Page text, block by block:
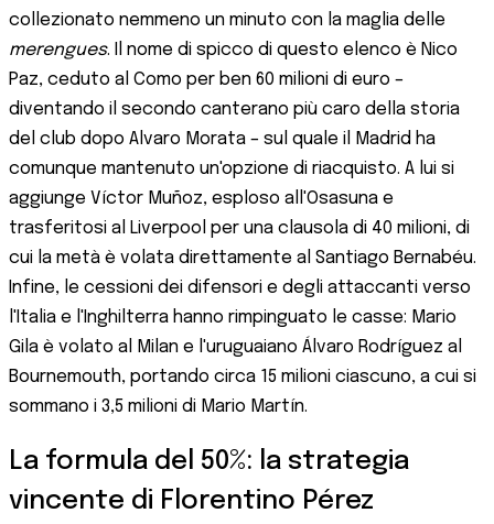
collezionato nemmeno un minuto con la maglia delle
merengues. Il nome di spicco di questo elenco è Nico
Paz, ceduto al Como per ben 60 milioni di euro –
diventando il secondo canterano più caro della storia
del club dopo Alvaro Morata – sul quale il Madrid ha
comunque mantenuto un'opzione di riacquisto. A lui si
aggiunge Víctor Muñoz, esploso all'Osasuna e
trasferitosi al Liverpool per una clausola di 40 milioni, di
cui la metà è volata direttamente al Santiago Bernabéu.
Infine, le cessioni dei difensori e degli attaccanti verso
l'Italia e l'Inghilterra hanno rimpinguato le casse: Mario
Gila è volato al Milan e l'uruguaiano Álvaro Rodríguez al
Bournemouth, portando circa 15 milioni ciascuno, a cui si
sommano i 3,5 milioni di Mario Martín.
La formula del 50%: la strategia
vincente di Florentino Pérez